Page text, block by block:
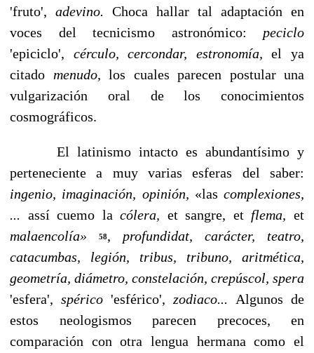
'fruto', adevino. Choca hallar tal adaptación en
voces del tecnicismo astronómico: peciclo
'epiciclo', cérculo, cercondar, estronomía,el ya
citado menudo, los cuales parecen postular una
vulgarización oral de los conocimientos
cosmográficos.
El latinismo intacto es abundantísimo y
perteneciente a muy varias esferas del saber:
ingenio, imaginación, opinión, «las complexiones,
... assí cuemo lacólera, et sangre, et flema,et
malaencolía»
58, profundidat, carácter, teatro,
catacumbas, le­gión, tribus, tribuno, aritmética,
geometría, diámetro, constelación, crepúscol, spera
'esfera', spérico 'esférico', zodiaco... Algunos de
estos neologismos parecen precoces, en
comparación con otra lengua hermana como el